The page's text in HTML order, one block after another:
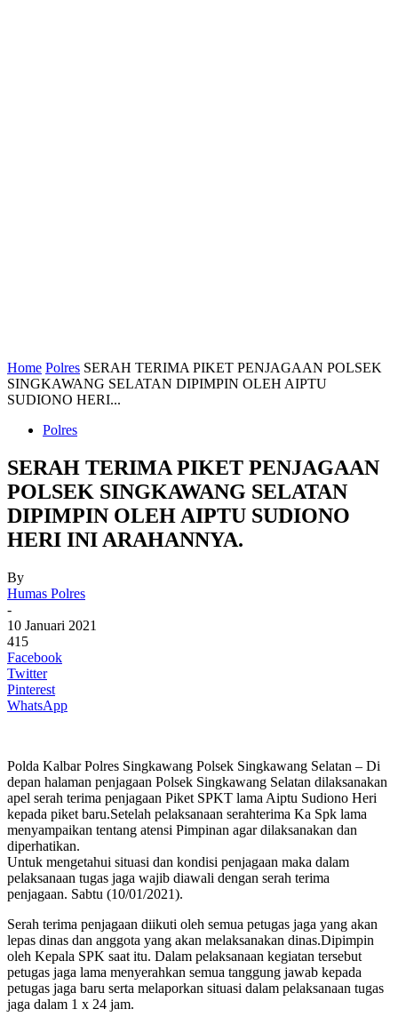
Home Polres SERAH TERIMA PIKET PENJAGAAN POLSEK
SINGKAWANG SELATAN DIPIMPIN OLEH AIPTU
SUDIONO HERI...
Polres
SERAH TERIMA PIKET PENJAGAAN
POLSEK SINGKAWANG SELATAN
DIPIMPIN OLEH AIPTU SUDIONO
HERI INI ARAHANNYA.
By
Humas Polres
-
10 Januari 2021
415
Facebook
Twitter
Pinterest
WhatsApp
Polda Kalbar Polres Singkawang Polsek Singkawang Selatan – Di
depan halaman penjagaan Polsek Singkawang Selatan dilaksanakan
apel serah terima penjagaan Piket SPKT lama Aiptu Sudiono Heri
kepada piket baru.Setelah pelaksanaan serahterima Ka Spk lama
menyampaikan tentang atensi Pimpinan agar dilaksanakan dan
diperhatikan.
Untuk mengetahui situasi dan kondisi penjagaan maka dalam
pelaksanaan tugas jaga wajib diawali dengan serah terima
penjagaan. Sabtu (10/01/2021).
Serah terima penjagaan diikuti oleh semua petugas jaga yang akan
lepas dinas dan anggota yang akan melaksanakan dinas.Dipimpin
oleh Kepala SPK saat itu. Dalam pelaksanaan kegiatan tersebut
petugas jaga lama menyerahkan semua tanggung jawab kepada
petugas jaga baru serta melaporkan situasi dalam pelaksanaan tugas
jaga dalam 1 x 24 jam.